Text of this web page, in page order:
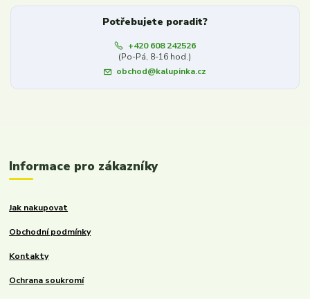
Potřebujete poradit?
+420 608 242526
(Po-Pá, 8-16 hod.)
obchod@kalupinka.cz
Informace pro zákazníky
Jak nakupovat
Obchodní podmínky
Kontakty
Ochrana soukromí